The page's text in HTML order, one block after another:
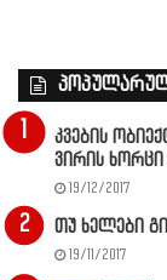
კვების
ვირის
19/12/2017
თუ ხელები
19/11/2017